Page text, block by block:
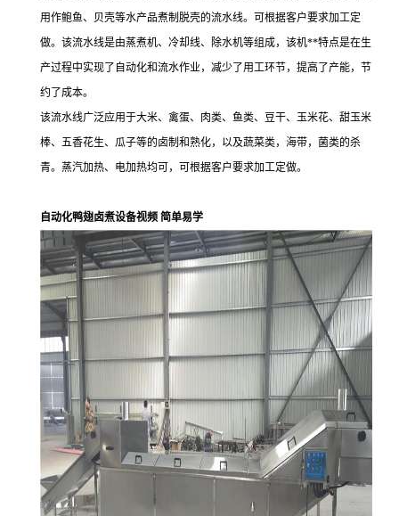
用作鲍鱼、贝壳等水产品煮制脱壳的流水线。可根据客户要求加工定
做。该流水线是由蒸煮机、冷却线、除水机等组成，该机**特点是在生
产过程中实现了自动化和流水作业，减少了用工环节，提高了产能，节
约了成本。
该流水线广泛应用于大米、禽蛋、肉类、鱼类、豆干、玉米花、甜玉米
棒、五香花生、瓜子等的卤制和熟化，以及蔬菜类，海带，菌类的杀
青。蒸汽加热、电加热均可，可根据客户要求加工定做。
自动化鸭翅卤煮设备视频 简单易学